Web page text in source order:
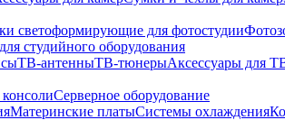
светоформирующие для фотостудии
студийного оборудования
ТВ-антенныТВ-тюнерыАксессуары для
Серверное оборудование
Материнские платыСистемы охлаждения